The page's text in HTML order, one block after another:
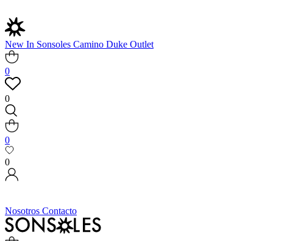
New In Sonsoles Camino Duke Outlet
0
0
0
0
Nosotros Contacto